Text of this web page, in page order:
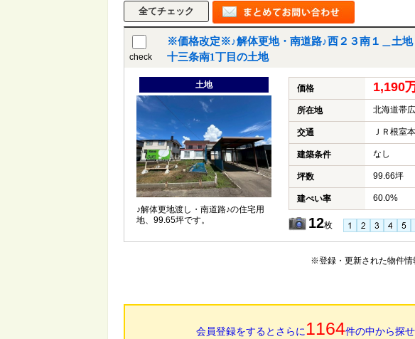
check
※価格改定※♪解体更地・南道路♪西２３南１＿土地
十三条南1丁目の土地
土地
♪解体更地渡し・南道路♪の住宅用
地、99.65坪です。
価格 1,190
所在地 北海道帯
交通 ＪＲ根室
建築条件 なし
坪数 99.66坪
建ぺい率 60.0%
12枚
※登録・更新された物件情
会員登録をするとさらに 1164件の中から探せ